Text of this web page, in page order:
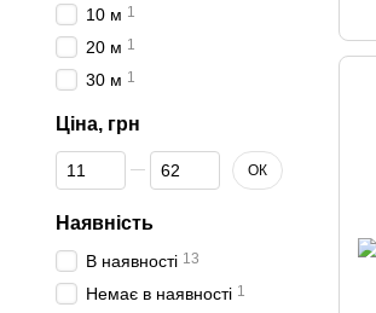
10 м 1
20 м 1
30 м 1
Ціна, грн
Від Ціна, грн
До Ціна, грн ОК
Наявність
В наявності 13
Немає в наявності 1